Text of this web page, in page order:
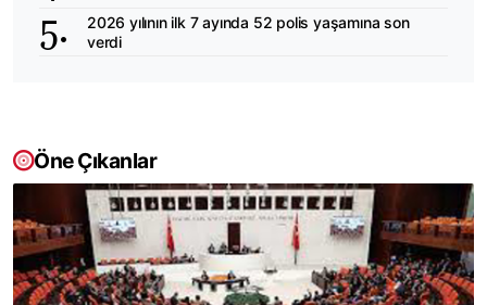
2026 yılının ilk 7 ayında 52 polis yaşamına son
verdi
Öne Çıkanlar